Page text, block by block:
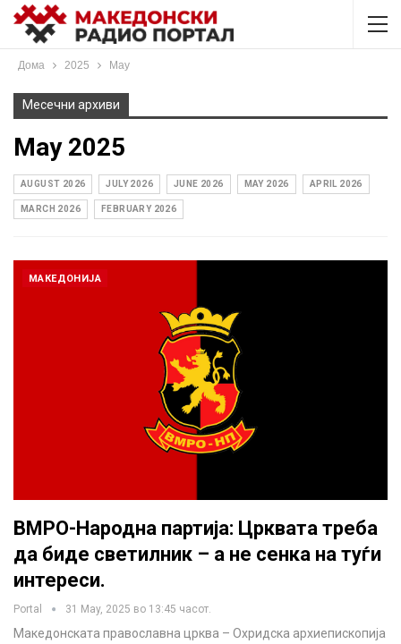
Дома 2025 May
Месечни архиви
May 2025
AUGUST 2026 JULY 2026 JUNE 2026 MAY 2026 APRIL 2026
MARCH 2026 FEBRUARY 2026
МАКЕДОНИЈА
ВМРО-Народна партија: Црквата треба
да биде светилник – а не сенка на туѓи
интереси.
Portal 31 May, 2025 во 13:45 часот.
Македонската православна црква – Охридска архиепископија